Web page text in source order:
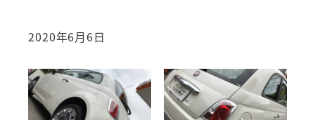
2020年6月6日